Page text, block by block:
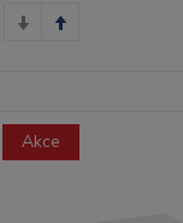
Akce